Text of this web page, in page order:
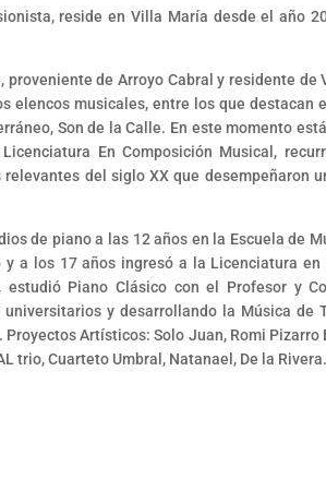
reside en Villa María desde el año
proveniente de Arroyo Cabral y residente de
elencos musicales, entre los que destacan
Son de la Calle. En este momento
En Composición Musical,
del siglo XX que desempeñaron
de piano a las 12 años en la Escuela de
a los 17 años ingresó a la Licenciatura
Piano Clásico con el Profesor y
y desarrollando la Música de
Artísticos: Solo Juan, Romi Pizarro
trio, Cuarteto Umbral, Natanael, De la Rivera.